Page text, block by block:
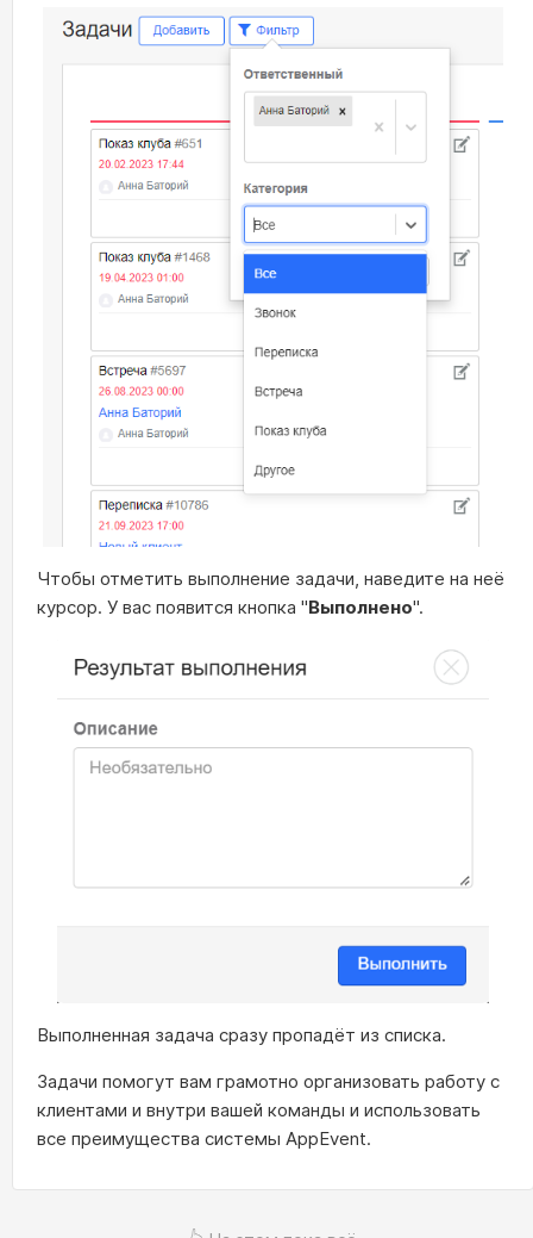
Чтобы отметить выполнение задачи, наведите на неё
курсор. У вас появится кнопка "Выполнено".
Выполненная задача сразу пропадёт из списка.
Задачи помогут вам грамотно организовать работу с
клиентами и внутри вашей команды и использовать
все преимущества системы AppEvent.